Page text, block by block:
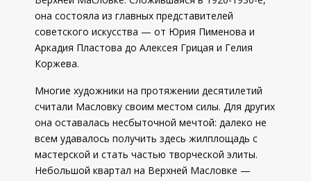
она состояла из главных представителей
советского искусства — от Юрия Пименова и
Аркадия Пластова до Алексея Грицая и Гелия
Коржева.
Многие художники на протяжении десятилетий
считали Масловку своим местом силы. Для других
она оставалась несбыточной мечтой: далеко не
всем удавалось получить здесь жилплощадь с
мастерской и стать частью творческой элиты.
Небольшой квартал на Верхней Масловке —